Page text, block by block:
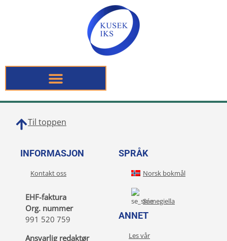
Til toppen
INFORMASJON
Kontakt oss
EHF-faktura
Org. nummer
991 520 759
Ansvarlig redaktør
SPRÅK
Norsk bokmål
Sámegiella
ANNET
Les vår